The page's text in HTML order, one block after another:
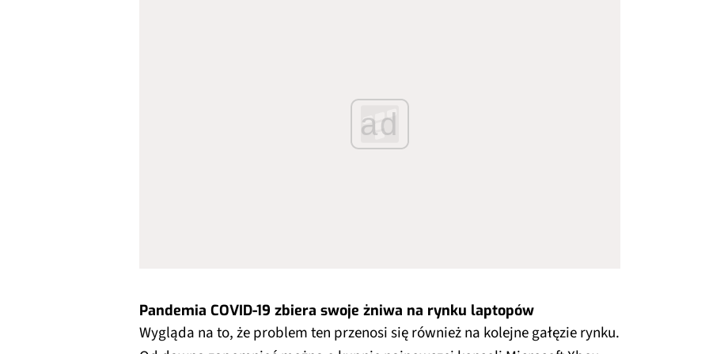
ad
Pandemia COVID-19 zbiera swoje żniwa na rynku laptopów
Wygląda na to, że problem ten przenosi się również na kolejne gałęzie rynku.